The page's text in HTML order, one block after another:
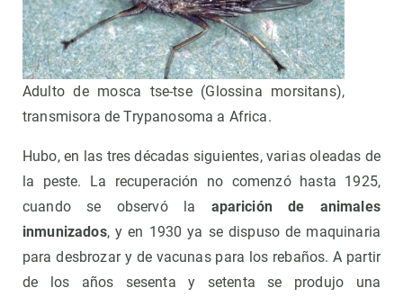
Adulto de mosca tse-tse (Glossina morsitans),
transmisora de Trypanosoma a Africa.
Hubo, en las tres décadas siguientes, varias oleadas de
la peste. La recuperación no comenzó hasta 1925,
cuando se observó la aparición de animales
inmunizados, y en 1930 ya se dispuso de maquinaria
para desbrozar y de vacunas para los rebaños. A partir
de los años sesenta y setenta se produjo una